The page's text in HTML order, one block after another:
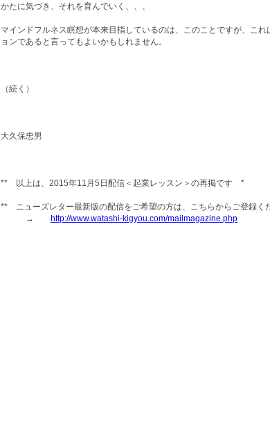
かたに気づき、それを育んでいく、、、
マインドフルネス瞑想が本来目指しているのは、このことですが、こ
ョンであると言ってもよいかもしれません。
（続く）
大久保忠男
** 以上は、2015年11月5日配信＜起業レッスン＞の再掲です *
** ニューズレター最新版の配信をご希望の方は、こちらからご登録く
→ http://www.watashi-kigyou.com/mailmagazine.php